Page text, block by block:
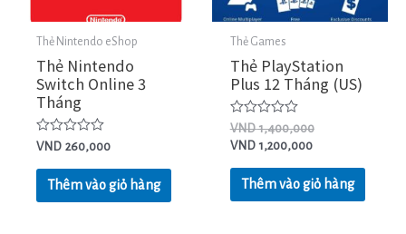
Thẻ Nintendo eShop
Thẻ Nintendo
Switch Online 3
Tháng
Được
hạng
VND 260,000
Thêm vào giỏ hàng
Thẻ Games
Thẻ PlayStation
Plus 12 Tháng (US)
Được
xếp
hạng
sao
VND1,400,000
VND 1,200,000
Thêm vào giỏ hàng